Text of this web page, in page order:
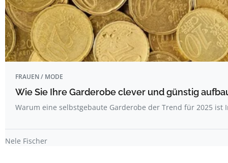
FRAUEN / MODE
Wie Sie Ihre Garderobe clever und günstig
Warum eine selbstgebaute Garderobe der Trend für 2025 ist
Nele Fischer